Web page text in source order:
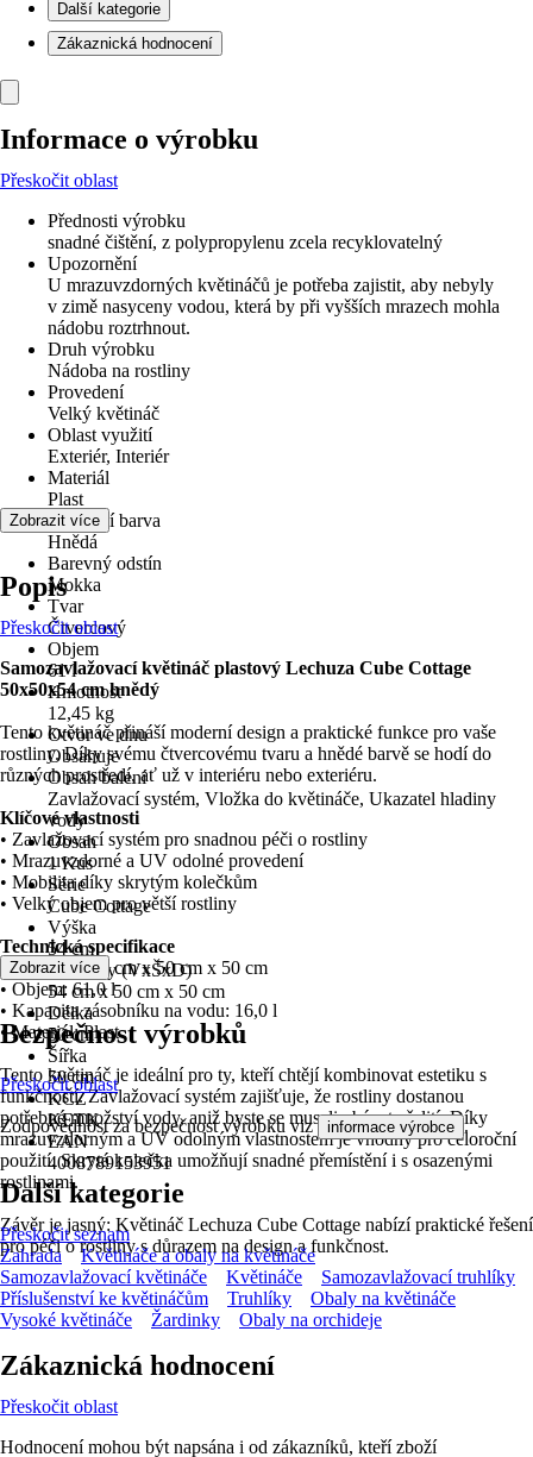
Další kategorie
Zákaznická hodnocení
Informace o výrobku
Přeskočit oblast
Přednosti výrobku
snadné čištění, z polypropylenu zcela recyklovatelný
Upozornění
U mrazuvzdorných květináčů je potřeba zajistit, aby nebyly
v zimě nasyceny vodou, která by při vyšších mrazech mohla
nádobu roztrhnout.
Druh výrobku
Nádoba na rostliny
Provedení
Velký květináč
Oblast využití
Exteriér, Interiér
Materiál
Plast
Základní barva
Hnědá
Barevný odstín
Mokka
Tvar
Čtvercový
Objem
61 l
Hmotnost
12,45 kg
Otvor ve dnu
Obsahuje
Obsah balení
Zavlažovací systém, Vložka do květináče, Ukazatel hladiny
vody
Obsah
1 Kus
Série
Cube Cottage
Výška
54 cm
Rozměry (VxŠxD)
54 cm x 50 cm x 50 cm
Délka
50 cm
Šířka
50 cm
KČZ
KETK
EAN
4008789153951
Zobrazit více
Popis
Přeskočit oblast
Samozavlažovací květináč plastový Lechuza Cube Cottage
50x50x54 cm hnědý
Tento květináč přináší moderní design a praktické funkce pro vaše
rostliny. Díky svému čtvercovému tvaru a hnědé barvě se hodí do
různých prostředí, ať už v interiéru nebo exteriéru.
Klíčové vlastnosti
• Zavlažovací systém pro snadnou péči o rostliny
• Mrazuvzdorné a UV odolné provedení
• Mobilita díky skrytým kolečkům
• Velký objem pro větší rostliny
Technická specifikace
• Rozměry: 54 cm x 50 cm x 50 cm
• Objem: 61,0 l
• Kapacita zásobníku na vodu: 16,0 l
• Materiál: Plast
Tento květináč je ideální pro ty, kteří chtějí kombinovat estetiku s
funkčností. Zavlažovací systém zajišťuje, že rostliny dostanou
potřebné množství vody, aniž byste se museli obávat přelití. Díky
mrazuvzdorným a UV odolným vlastnostem je vhodný pro celoroční
použití. Skrytá kolečka umožňují snadné přemístění i s osazenými
rostlinami.
Závěr je jasný: Květináč Lechuza Cube Cottage nabízí praktické řešení
pro péči o rostliny s důrazem na design a funkčnost.
Zobrazit více
Bezpečnost výrobků
Přeskočit oblast
Zodpovědnost za bezpečnost výrobku viz informace výrobce .
Další kategorie
Přeskočit seznam
Zahrada
Květináče a obaly na květináče
Samozavlažovací květináče
Květináče
Samozavlažovací truhlíky
Příslušenství ke květináčům
Truhlíky
Obaly na květináče
Vysoké květináče
Žardinky Obaly na orchideje
Zákaznická hodnocení
Přeskočit oblast
Hodnocení mohou být napsána i od zákazníků, kteří zboží